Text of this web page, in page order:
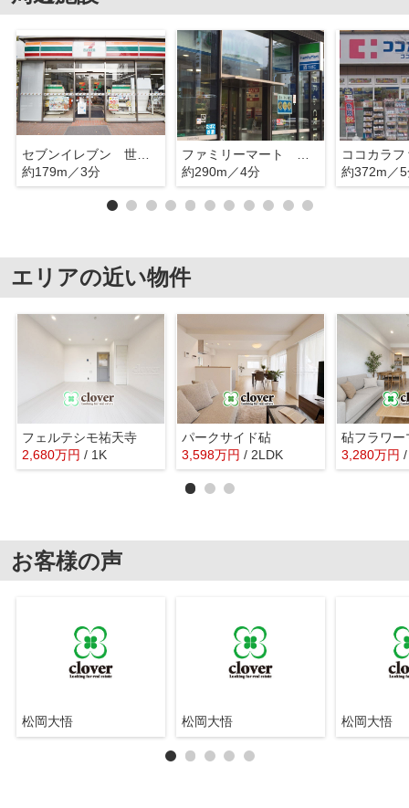
セブンイレブン 世田谷区役所前
約179m／3分
約290m／4分
約372m／
エリアの近い物件
フェルテシモ祐天寺
2,680万円 / 1K
パークサイド砧
3,598万円 / 2LDK
砧フラワー
3,280万円
お客様の声
松岡大悟 松岡大悟 松岡大悟